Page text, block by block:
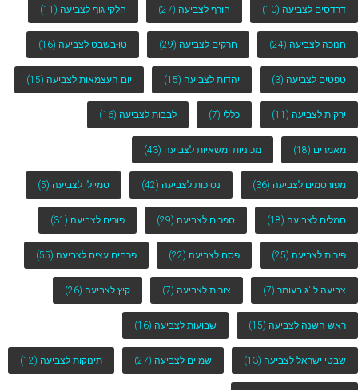
דרדסים לצביעה (10) חורף לצביעה (27) חלקי גוף לצביעה (11)
חנוכה לצביעה (24) חרקים לצביעה (29) טו-בשבט לצביעה (16)
טפטים לצביעה (3) יהדות לצביעה (15) יום העצמאות לצביעה (15)
ירקות לצביעה (11) כללי (7) לבבות לצביעה (16)
מאמרים (18) מכוניות ומשאיות לצביעה (43)
מפורסמים לצביעה (36) נסיכות לצביעה (42) סמיילי לצביעה (5)
סמלים לצביעה (18) ספרים לצביעה (29) פורים לצביעה (31)
פירות לצביעה (25) פסח לצביעה (22) פרחים עצים לצביעה (55)
צביעה ל''ג בעומר (7) צורות לצביעה (7) קיץ לצביעה (26)
ראש השנה לצביעה (15) שבועות לצביעה (16)
שבטי ישראל לצביעה (13) שמיים לצביעה (27) תינוקות לצביעה (12)